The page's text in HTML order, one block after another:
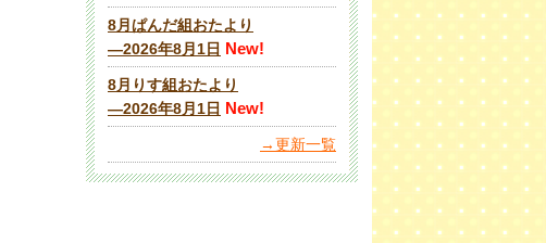
8月ぱんだ組おたより
―2026年8月1日 New!
8月りす組おたより
―2026年8月1日 New!
→更新一覧